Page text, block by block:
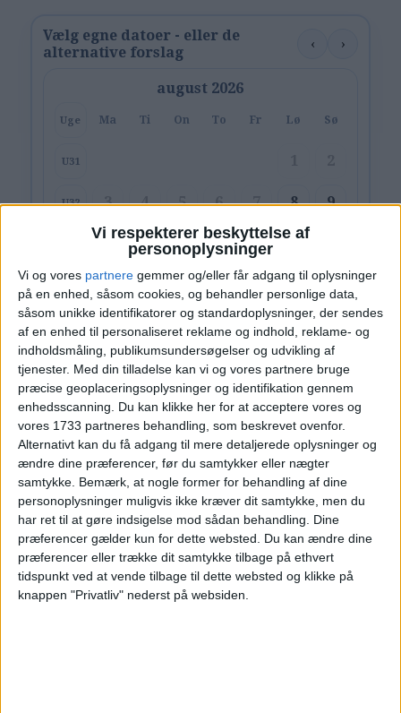
Vi respekterer beskyttelse af
personoplysninger
Vi og vores partnere gemmer og/eller får adgang til oplysninger
på en enhed, såsom cookies, og behandler personlige data,
såsom unikke identifikatorer og standardoplysninger, der sendes
af en enhed til personaliseret reklame og indhold, reklame- og
indholdsmåling, publikumsundersøgelser og udvikling af
tjenester. Med din tilladelse kan vi og vores partnere bruge
præcise geoplaceringsoplysninger og identifikation gennem
enhedsscanning. Du kan klikke her for at acceptere vores og
vores 1733 partneres behandling, som beskrevet ovenfor.
Alternativt kan du få adgang til mere detaljerede oplysninger og
ændre dine præferencer, før du samtykker eller nægter
samtykke. Bemærk, at nogle former for behandling af dine
personoplysninger muligvis ikke kræver dit samtykke, men du
har ret til at gøre indsigelse mod sådan behandling. Dine
præferencer gælder kun for dette websted. Du kan ændre dine
præferencer eller trække dit samtykke tilbage på ethvert
tidspunkt ved at vende tilbage til dette websted og klikke på
knappen "Privatliv" nederst på websiden.
Vælg egne datoer - eller de
alternative forslag
‹ ›
august 2026
Uge Ma Ti On To Fr Lø Sø
U31
U32 3 4 5 6 7 8 9
10 11 12 13 14 15
17 18 19 20 21 22 23
U35 24 25 26 27 28 29 30
U36 31
Vælg: København
Ryd valg Vis fly Vis hotel
PRISOVERSIGT